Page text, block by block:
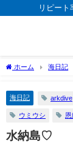
リピー
ホーム 海日記
海日記 arkdive
ウミウシ
水納島♡